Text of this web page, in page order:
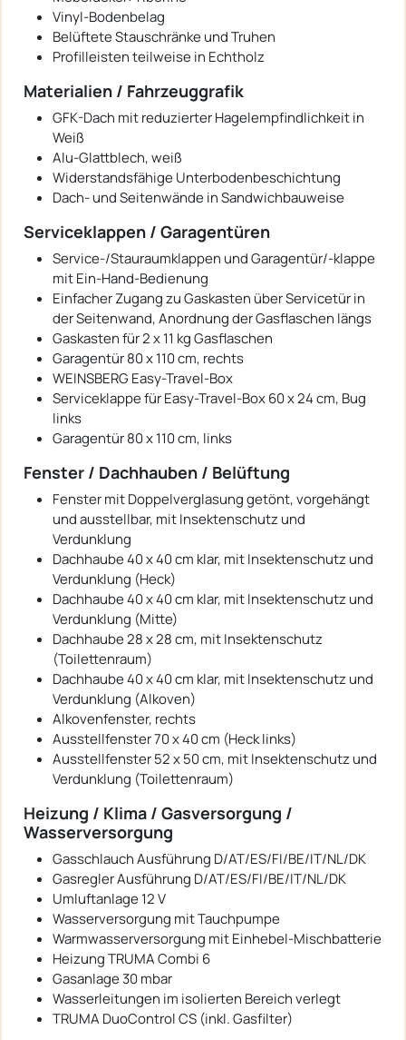
Vinyl-Bodenbelag
Belüftete Stauschränke und Truhen
Profilleisten teilweise in Echtholz
Materialien / Fahrzeuggrafik
GFK-Dach mit reduzierter Hagelempfindlichkeit in
Weiß
Alu-Glattblech, weiß
Widerstandsfähige Unterbodenbeschichtung
Dach- und Seitenwände in Sandwichbauweise
Serviceklappen / Garagentüren
Service-/Stauraumklappen und Garagentür/-klappe
mit Ein-Hand-Bedienung
Einfacher Zugang zu Gaskasten über Servicetür in
der Seitenwand, Anordnung der Gasflaschen längs
Gaskasten für 2 x 11 kg Gasflaschen
Garagentür 80 x 110 cm, rechts
WEINSBERG Easy-Travel-Box
Serviceklappe für Easy-Travel-Box 60 x 24 cm, Bug
links
Garagentür 80 x 110 cm, links
Fenster / Dachhauben / Belüftung
Fenster mit Doppelverglasung getönt, vorgehängt
und ausstellbar, mit Insektenschutz und
Verdunklung
Dachhaube 40 x 40 cm klar, mit Insektenschutz und
Verdunklung (Heck)
Dachhaube 40 x 40 cm klar, mit Insektenschutz und
Verdunklung (Mitte)
Dachhaube 28 x 28 cm, mit Insektenschutz
(Toilettenraum)
Dachhaube 40 x 40 cm klar, mit Insektenschutz und
Verdunklung (Alkoven)
Alkovenfenster, rechts
Ausstellfenster 70 x 40 cm (Heck links)
Ausstellfenster 52 x 50 cm, mit Insektenschutz und
Verdunklung (Toilettenraum)
Heizung / Klima / Gasversorgung /
Wasserversorgung
Gasschlauch Ausführung D/AT/ES/FI/BE/IT/NL/DK
Gasregler Ausführung D/AT/ES/FI/BE/IT/NL/DK
Umluftanlage 12 V
Wasserversorgung mit Tauchpumpe
Warmwasserversorgung mit Einhebel-Mischbatterie
Heizung TRUMA Combi 6
Gasanlage 30 mbar
Wasserleitungen im isolierten Bereich verlegt
TRUMA DuoControl CS (inkl. Gasfilter)